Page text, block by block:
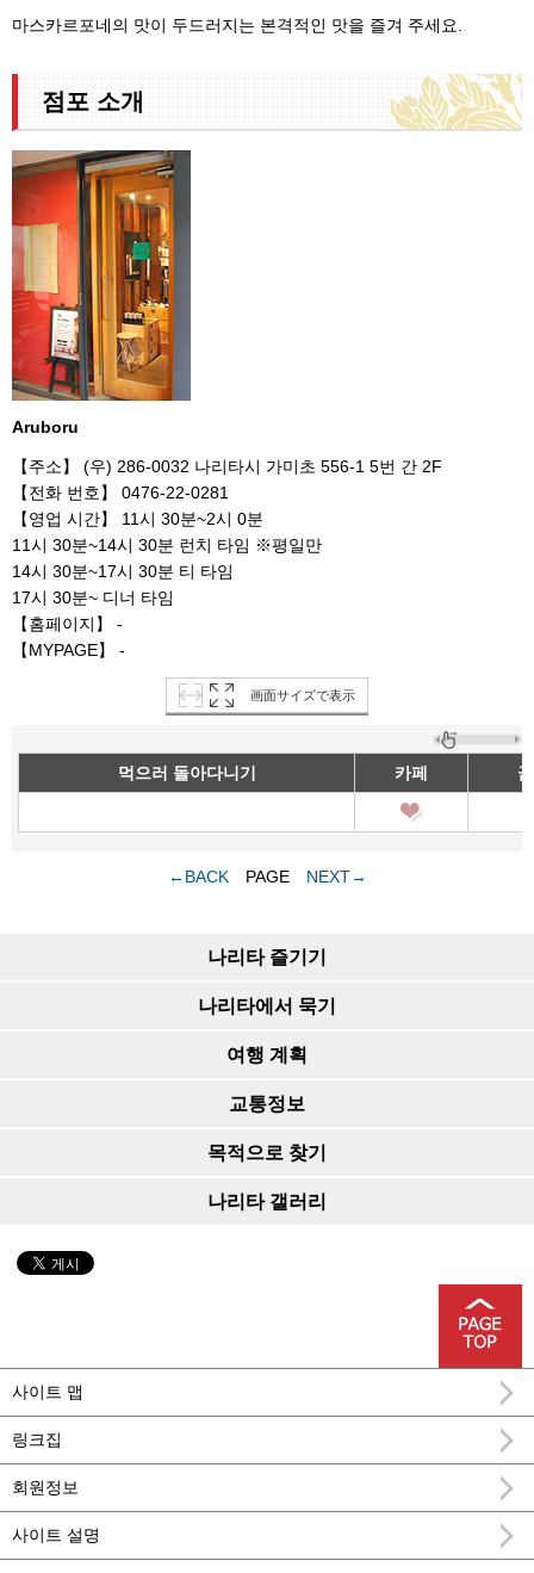
마스카르포네의 맛이 두드러지는 본격적인 맛을 즐겨 주세요.
점포 소개
Aruboru
【주소】 (우) 286-0032 나리타시 가미초 556-1 5번 간 2F
【전화 번호】 0476-22-0281
【영업 시간】 11시 30분~2시 0분
11시 30분~14시 30분 런치 타임 ※평일만
14시 30분~17시 30분 티 타임
17시 30분~ 디너 타임
【홈페이지】 -
【MYPAGE】 -
画面サイズで表示
먹으러 돌아다니기 카페
←BACKPAGE NEXT→
나리타 즐기기
나리타에서 묵기
여행 계획
교통정보
목적으로 찾기
나리타 갤러리
사이트 맵
링크집
회원정보
사이트 설명